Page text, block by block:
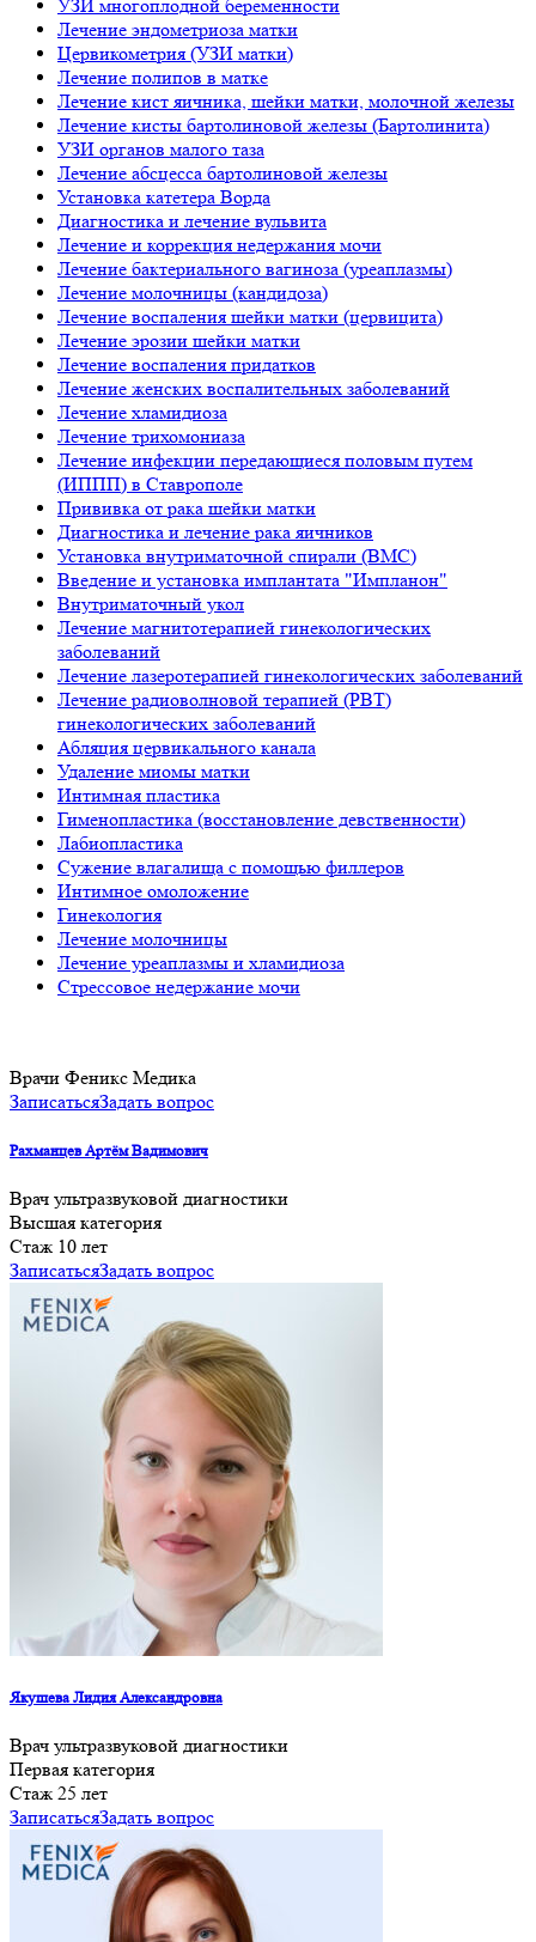
УЗИ многоплодной беременности
Лечение эндометриоза матки
Цервикометрия (УЗИ матки)
Лечение полипов в матке
Лечение кист яичника, шейки матки, молочной железы
Лечение кисты бартолиновой железы (Бартолинита)
УЗИ органов малого таза
Лечение абсцесса бартолиновой железы
Установка катетера Ворда
Диагностика и лечение вульвита
Лечение и коррекция недержания мочи
Лечение бактериального вагиноза (уреаплазмы)
Лечение молочницы (кандидоза)
Лечение воспаления шейки матки (цервицита)
Лечение эрозии шейки матки
Лечение воспаления придатков
Лечение женских воспалительных заболеваний
Лечение хламидиоза
Лечение трихомониаза
Лечение инфекции передающиеся половым путем
(ИППП) в Ставрополе
Прививка от рака шейки матки
Диагностика и лечение рака яичников
Установка внутриматочной спирали (ВМС)
Введение и установка имплантата "Импланон"
Внутриматочный укол
Лечение магнитотерапией гинекологических
заболеваний
Лечение лазеротерапией гинекологических заболеваний
Лечение радиоволновой терапией (РВТ)
гинекологических заболеваний
Абляция цервикального канала
Удаление миомы матки
Интимная пластика
Гименопластика (восстановление девственности)
Лабиопластика
Сужение влагалища с помощью филлеров
Интимное омоложение
Гинекология
Лечение молочницы
Лечение уреаплазмы и хламидиоза
Стрессовое недержание мочи
Врачи Феникс Медика
ЗаписатьсяЗадать вопрос
Рахманцев Артём Вадимович
Врач ультразвуковой диагностики
Высшая категория
Cтаж 10 лет
ЗаписатьсяЗадать вопрос
Якушева Лидия Александровна
Врач ультразвуковой диагностики
Первая категория
Cтаж 25 лет
ЗаписатьсяЗадать вопрос